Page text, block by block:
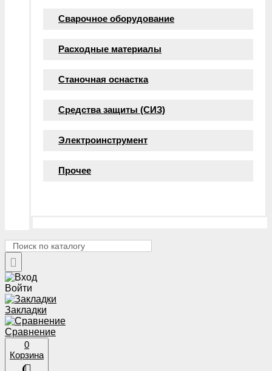
Сварочное оборудование
Расходные материалы
Станочная оснастка
Средства защиты (СИЗ)
Электроинструмент
Прочее
Войти
Закладки
Сравнение
0
Корзина